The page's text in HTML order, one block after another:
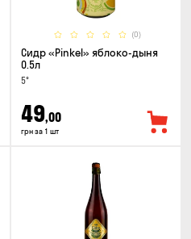
(0)
Сидр «Pinkel» яблоко-дыня
0.5л
5°
49,00
грн за 1 шт